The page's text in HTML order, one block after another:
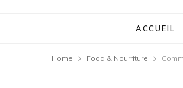
ACCUEIL
Home Food & Nourriture